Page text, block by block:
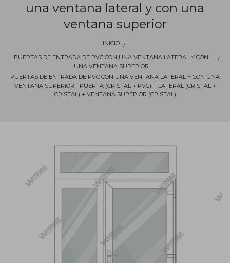
una ventana lateral y con una
ventana superior
INICIO
PUERTAS DE ENTRADA DE PVC CON UNA VENTANA LATERAL Y CON
UNA VENTANA SUPERIOR
PUERTAS DE ENTRADA DE PVC CON UNA VENTANA LATERAL Y CON UNA
VENTANA SUPERIOR - PUERTA (CRISTAL + PVC) + LATERAL (CRISTAL +
CRISTAL) + VENTANA SUPERIOR (CRISTAL)